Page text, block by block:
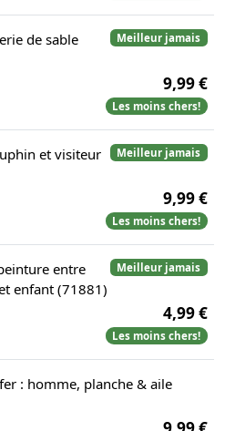
Meilleur jamais
de sable
9,99 €
Les moins chers!
Meilleur jamais
et visiteur
9,99 €
Les moins chers!
Meilleur jamais
entre
enfant (71881)
4,99 €
Les moins chers!
: homme, planche & aile